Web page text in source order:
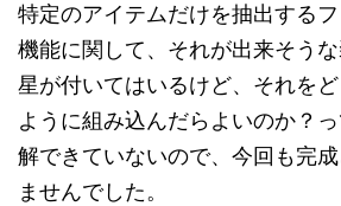
特定のアイテムだけを抽出する
機能に関して、それが出来そう
星が付いてはいるけど、それを
ように組み込んだらよいのか？
解できていないので、今回も完
ませんでした。